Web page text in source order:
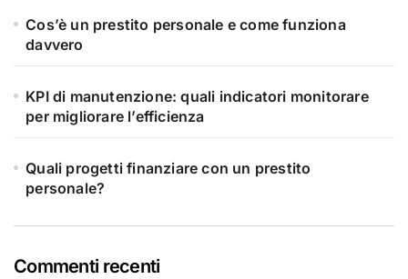
Cos’è un prestito personale e come funziona
davvero
KPI di manutenzione: quali indicatori monitorare
per migliorare l’efficienza
Quali progetti finanziare con un prestito
personale?
Commenti recenti